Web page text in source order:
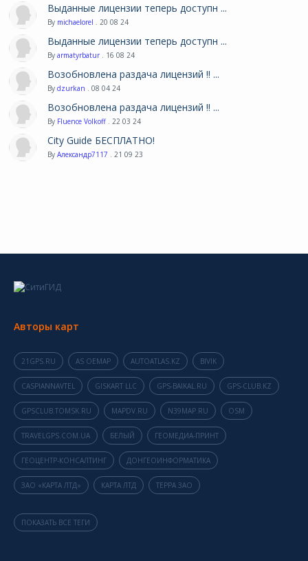
Выданные лицензии теперь доступн ...
By michaelorel . 20 08 24
Выданные лицензии теперь доступн ...
By armatyrbatur . 16 08 24
Возобновлена раздача лицензий !! ...
By dzurkan . 08 04 24
Возобновлена раздача лицензий !! ...
By Fluence Volkoff . 22 03 24
City Guide БЕСПЛАТНО!
By Александр7117 . 21 09 23
Авторы карт
21GPS.RU AS OEMAP AUTOATLAS.KZ BIVIK
CASPIANNAVTEL GISKART LLC GPS-BAIKAL.RU GPS-CLUB.KZ
GPSCLUB.TOMSK.RU MAPDV.RU N39MAP.RU OSM
TRAVELGPS.COM.UA БЕЛЫЙ ГЕОМЕДИА-ПРИНТ
ГЕОЦЕНТР-КОНСАЛТИНГ ДОНГЕОИНФОРМАТИКА
ЗАО «КАРТА ЛТД» КАРТА ЛТД ТЕРРА ЗАО
ПОКАЗАТЬ ВСЕ ТЕГИ